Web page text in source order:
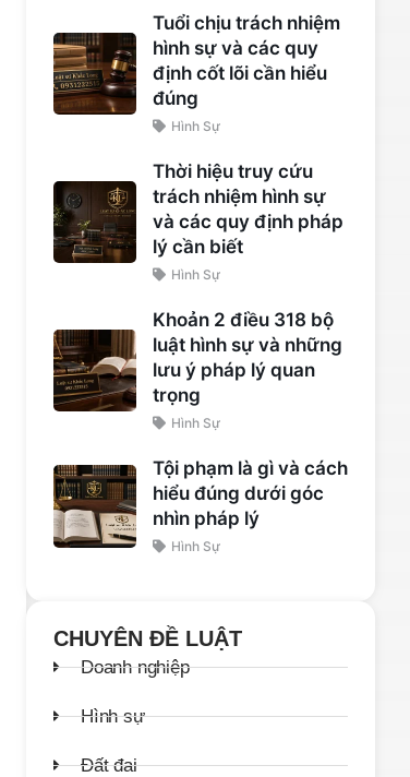
Tuổi chịu trách nhiệm
hình sự và các quy
định cốt lõi cần hiểu
đúng
Hình Sự
Thời hiệu truy cứu
trách nhiệm hình sự
và các quy định pháp
lý cần biết
Hình Sự
Khoản 2 điều 318 bộ
luật hình sự và những
lưu ý pháp lý quan
trọng
Hình Sự
Tội phạm là gì và cách
hiểu đúng dưới góc
nhìn pháp lý
Hình Sự
CHUYÊN ĐỀ LUẬT
Doanh nghiệp
Hình sự
Đất đai